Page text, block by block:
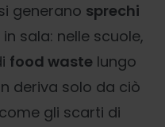
generano sprechi
sala: nelle scuole,
food waste lungo
deriva solo da ciò
gli scarti di